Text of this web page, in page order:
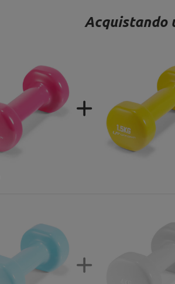
Acquistando